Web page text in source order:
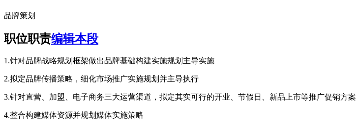
品牌策划
职位职责编辑本段
1.针对品牌战略规划框架做出品牌基础构建实施规划主导实施
2.拟定品牌传播策略，细化市场推广实施规划并主导执行
3.针对直营、加盟、电子商务三大运营渠道，拟定其实可行的开业、节假日、新品上市等推广促销方案
4.整合构建媒体资源并规划媒体实施策略